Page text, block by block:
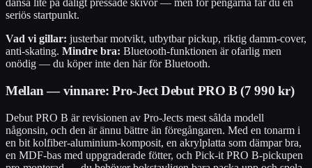
dansa lite på dåligt pressade skivor — men för pengarna får du en
seriös startpunkt.
Vad vi gillar: justerbar motvikt, utbytbar pickup, riktig damm-cover,
anti-skating. Mindre bra: Bluetooth-funktionen är ofarlig men
onödig — du köper inte den här för Bluetooth.
Mellan — vinnare: Pro-Ject Debut PRO B (7 990 kr)
Debut PRO B är revisionen av Pro-Jects mest sålda modell
någonsin, och den är ännu bättre än föregångaren. Med en tonarm i
en bit kolfiber-aluminium-komposit, en akrylplatta som dämpar bra,
en MDF-bas med uppgraderade fötter, och Pick-it PRO B-pickupen